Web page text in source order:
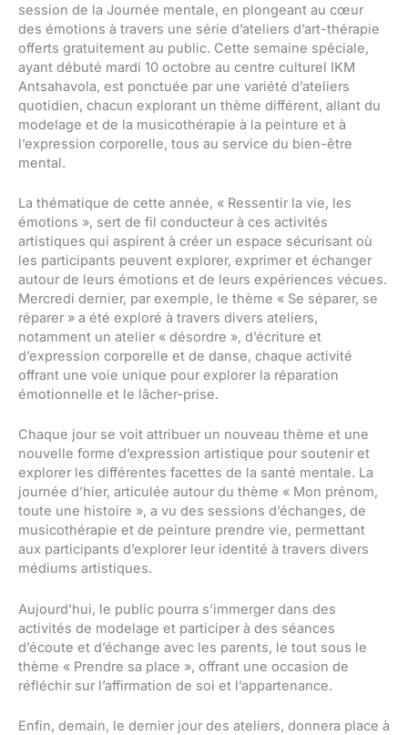
session de la Journée mentale, en plongeant au cœur
des émotions à travers une série d’ateliers d’art-thérapie
offerts gratuitement au public. Cette semaine spéciale,
ayant débuté mardi 10 octobre au centre culturel IKM
Antsahavola, est ponctuée par une variété d’ateliers
quotidien, chacun explorant un thème différent, allant du
modelage et de la musicothérapie à la peinture et à
l’expression corporelle, tous au service du bien-être
mental.
La thématique de cette année, « Ressentir la vie, les
émotions », sert de fil conducteur à ces activités
artistiques qui aspirent à créer un espace sécurisant où
les participants peuvent explorer, exprimer et échanger
autour de leurs émotions et de leurs expériences vécues.
Mercredi dernier, par exemple, le thème « Se séparer, se
réparer » a été exploré à travers divers ateliers,
notamment un atelier « désordre », d’écriture et
d’expression corporelle et de danse, chaque activité
offrant une voie unique pour explorer la réparation
émotionnelle et le lâcher-prise.
Chaque jour se voit attribuer un nouveau thème et une
nouvelle forme d’expression artistique pour soutenir et
explorer les différentes facettes de la santé mentale. La
journée d’hier, articulée autour du thème « Mon prénom,
toute une histoire », a vu des sessions d’échanges, de
musicothérapie et de peinture prendre vie, permettant
aux participants d’explorer leur identité à travers divers
médiums artistiques.
Aujourd’hui, le public pourra s’immerger dans des
activités de modelage et participer à des séances
d’écoute et d’échange avec les parents, le tout sous le
thème « Prendre sa place », offrant une occasion de
réfléchir sur l’affirmation de soi et l’appartenance.
Enfin, demain, le dernier jour des ateliers, donnera place à